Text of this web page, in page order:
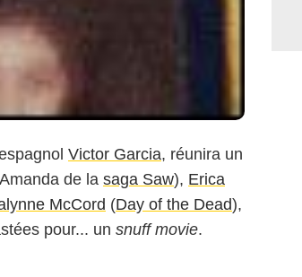
Victor Garcia, réunira un
de la saga Saw), Erica
McCord (Day of the Dead),
pour... un snuff movie.